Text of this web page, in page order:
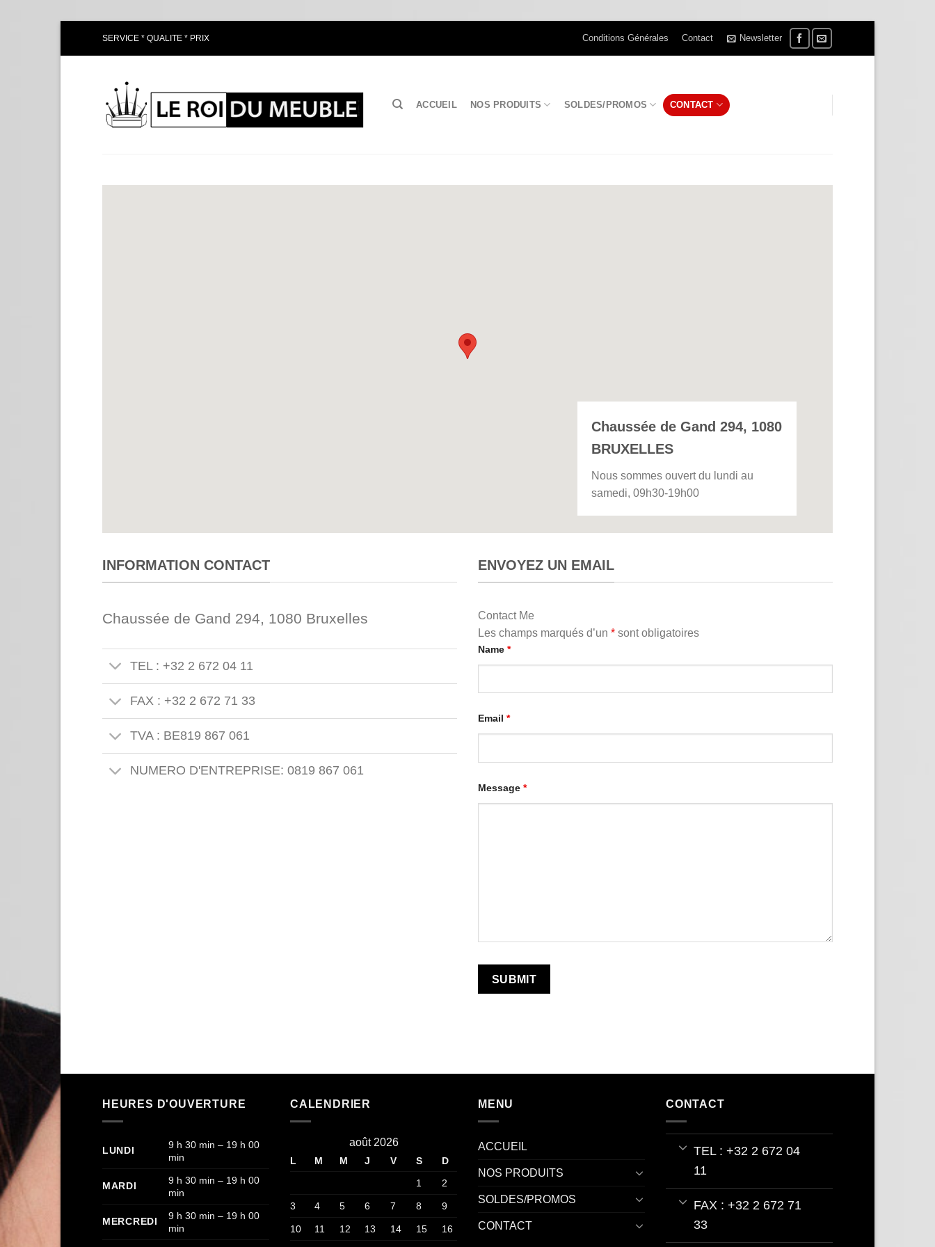
SERVICE * QUALITE * PRIX Conditions Générales Contact Newsletter
ACCUEIL NOS PRODUITS SOLDES/PROMOS CONTACT
Chaussée de Gand 294, 1080
BRUXELLES
Nous sommes ouvert du lundi au
samedi, 09h30-19h00
INFORMATION CONTACT
Chaussée de Gand 294, 1080 Bruxelles
TEL : +32 2 672 04 11
FAX : +32 2 672 71 33
TVA : BE819 867 061
NUMERO D'ENTREPRISE: 0819 867 061
ENVOYEZ UN EMAIL
Contact Me
Les champs marqués d’un * sont obligatoires
Name *
Email *
Message *
HEURES D'OUVERTURE
LUNDI
9 h 30 min – 19 h 00
min
MARDI
9 h 30 min – 19 h 00
min
MERCREDI
9 h 30 min – 19 h 00
min
CALENDRIER
août 2026
L M M J V S
D
1
2
3 4 5 6 7 8 9
10 11 12 13 14 15 16
MENU
ACCUEIL
NOS PRODUITS
SOLDES/PROMOS
CONTACT
CONTACT
TEL : +32 2 672 04
11
FAX : +32 2 672 71
33